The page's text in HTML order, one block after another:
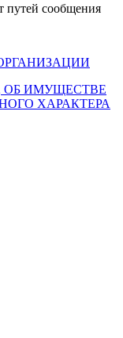
путей сообщения
ОБ ИМУЩЕСТВЕ
ХАРАКТЕРА